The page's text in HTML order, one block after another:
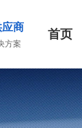
商
方案
首页